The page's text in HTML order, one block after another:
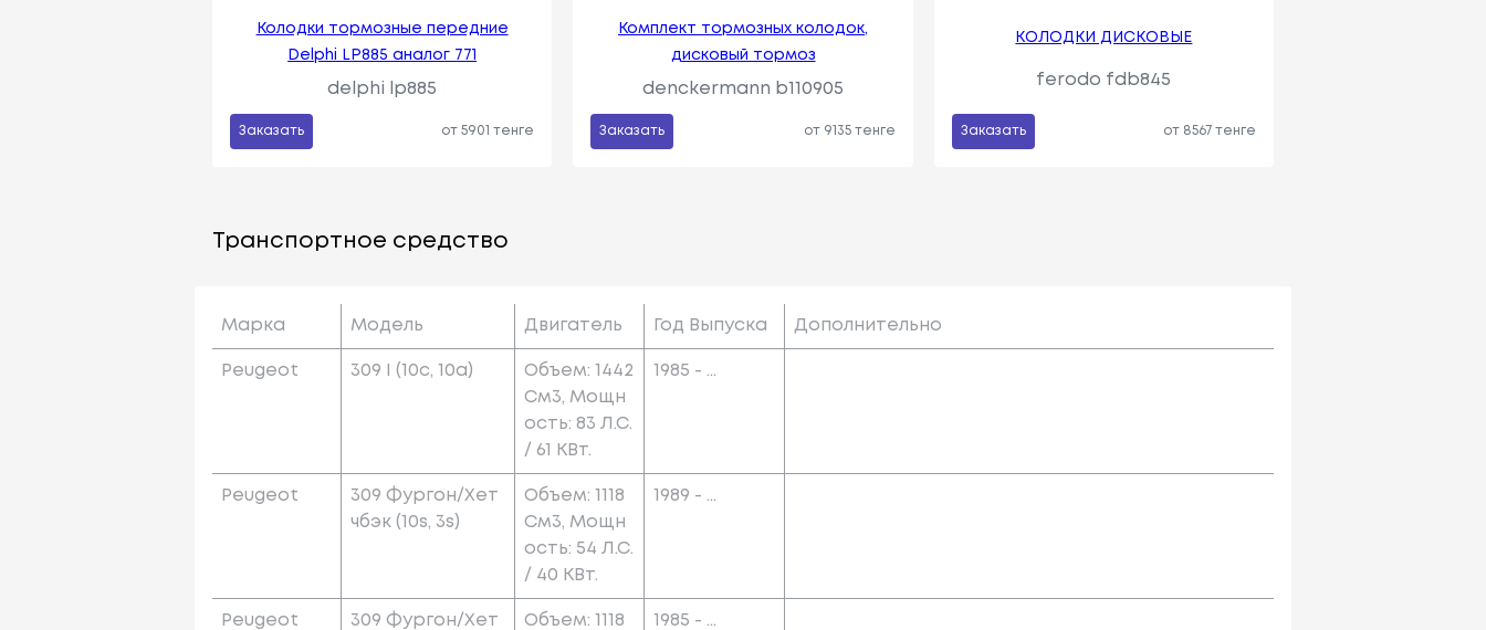
Колодки тормозные передние
Delphi LP885 аналог 771
delphi lp885
Заказать от 5901 тенге
Комплект тормозных колодок,
дисковый тормоз
denckermann b110905
Заказать от 9135 тенге
КОЛОДКИ ДИСКОВЫЕ
ferodo fdb845
Заказать от 8567 тенге
Транспортное средство
Марка Модель Двигатель Год Выпуска Дополнительно
Peugeot 309 I (10c, 10a)
Объем: 1442
См3, Мощн
Ость: 83 Л.с.
/ 61 КВт.
1985 - ...
Peugeot
309 Фургон/хет
Чбэк (10s, 3s)
Объем: 1118
См3, Мощн
Ость: 54 Л.с.
/ 40 КВт.
1989 - ...
Peugeot
309 Фургон/хет
Объем: 1118
1985 - ...